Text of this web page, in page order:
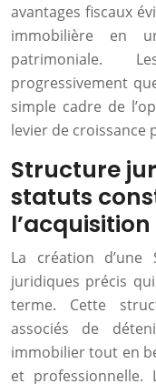
avantages fiscaux
immobilière en
patrimoniale.
progressivement
simple cadre de
levier de croissance
Structure
statuts
La création d’une
juridiques précis
terme. Cette
associés de
immobilier tout en
et professionnelle.